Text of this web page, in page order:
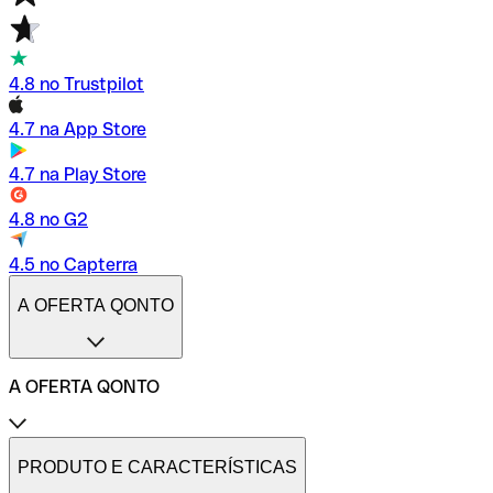
4.8 no Trustpilot
4.7 na App Store
4.7 na Play Store
4.8 no G2
4.5 no Capterra
A OFERTA QONTO
A OFERTA QONTO
Tarifas
Conta profissional online
PRODUTO E CARACTERÍSTICAS